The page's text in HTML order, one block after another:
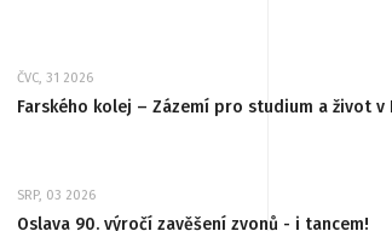
ČVC, 31 2026
Farského kolej – Zázemí pro studium a život v
SRP, 03 2026
Oslava 90. výročí zavěšení zvonů - i tancem!